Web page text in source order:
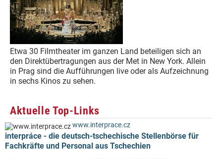
Etwa 30 Filmtheater im ganzen Land beteiligen sich an
den Direktübertragungen aus der Met in New York. Allein
in Prag sind die Aufführungen live oder als Aufzeichnung
in sechs Kinos zu sehen.
Aktuelle Top-Links
www.interprace.cz
interpráce - die deutsch-tschechische Stellenbörse für
Fachkräfte und Personal aus Tschechien